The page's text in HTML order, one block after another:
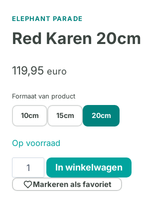
ELEPHANT PARADE
Red Karen 20cm
119,95 euro
Formaat van product
10cm 15cm 20cm
Op voorraad
Red
Karen
20cm
In winkelwagen
Markeren als favoriet